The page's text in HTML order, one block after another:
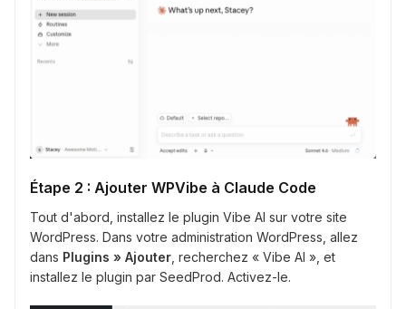
Étape 2 : Ajouter WPVibe à Claude Code
Tout d'abord, installez le plugin Vibe AI sur votre site
WordPress. Dans votre administration WordPress, allez
dans Plugins » Ajouter , recherchez « Vibe AI », et
installez le plugin par SeedProd. Activez-le.